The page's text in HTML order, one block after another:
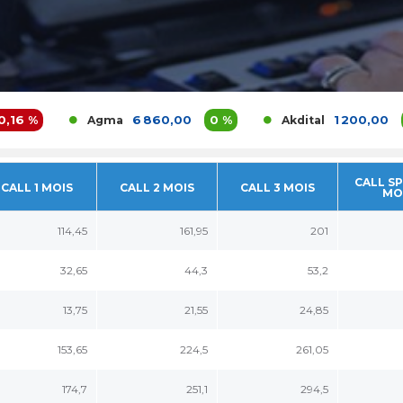
Agma 6 860,00 0 % Akdital 1 200,00 3,9 %
CALL 1 MOIS CALL 2 MOIS CALL 3 MOIS
CALL
114,45 161,95 201
32,65 44,3 53,2
13,75 21,55 24,85
153,65 224,5 261,05
174,7 251,1 294,5